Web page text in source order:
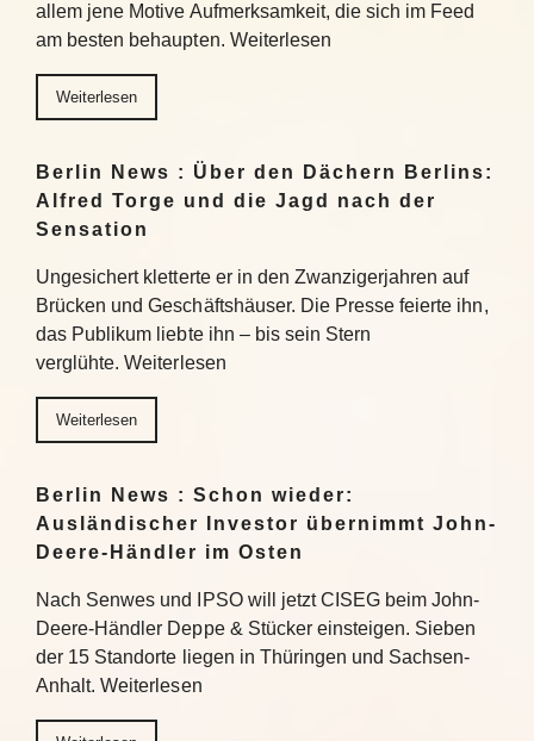
allem jene Motive Aufmerksamkeit, die sich im Feed
am besten behaupten. Weiterlesen
Weiterlesen
Berlin News : Über den Dächern Berlins:
Alfred Torge und die Jagd nach der
Sensation
Ungesichert kletterte er in den Zwanzigerjahren auf
Brücken und Geschäftshäuser. Die Presse feierte ihn,
das Publikum liebte ihn – bis sein Stern
verglühte. Weiterlesen
Weiterlesen
Berlin News : Schon wieder:
Ausländischer Investor übernimmt John-
Deere-Händler im Osten
Nach Senwes und IPSO will jetzt CISEG beim John-
Deere-Händler Deppe & Stücker einsteigen. Sieben
der 15 Standorte liegen in Thüringen und Sachsen-
Anhalt. Weiterlesen